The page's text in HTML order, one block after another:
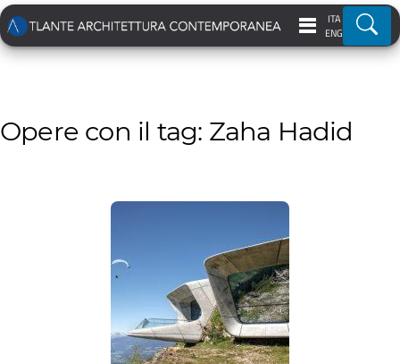
ITA
ENG
Opere con il tag: Zaha Hadid